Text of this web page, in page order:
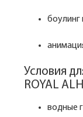
боулинг
Условия
ROYAL
водные